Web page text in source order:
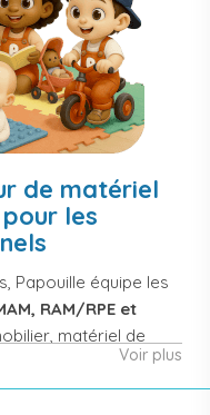
de matériel
les
Papouille équipe les
RAM/RPE et
matériel de
pour structures
Notre offre couvre
Voir plus